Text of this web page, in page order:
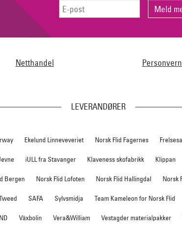
Netthandel Personvern
LEVERANDØRER
Ekelund Linneveveriet Norsk Flid Fagernes
iULL fra Stavanger Klaveness skofabrikk Klippan
Bergen Norsk Flid Lofoten Norsk Flid Hallingdal Norsk
SAFA Sylvsmidja Team Kameleon for Norsk Flid
Växbolin Vera&William Vestagder materialpakker